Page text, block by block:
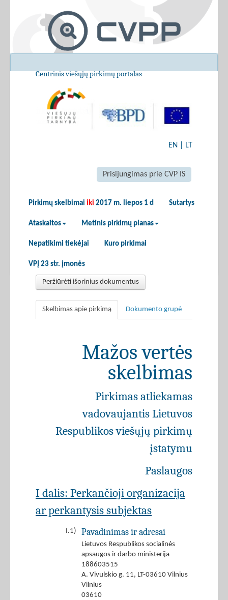
Centrinis viešųjų pirkimų portalas
EN LT
Prisijungimas prie CVP IS
Pirkimų skelbimai iki 2017 m. liepos 1 d Sutartys
Ataskaitos Metinis pirkimų planas
Nepatikimi tiekėjai Kuro pirkimai
VPĮ 23 str. įmonės
Peržiūrėti išorinius dokumentus
Skelbimas apie pirkimą Dokumento grupė
Mažos vertės
skelbimas
Pirkimas atliekamas
vadovaujantis Lietuvos
Respublikos viešųjų pirkimų
įstatymu
Paslaugos
I dalis: Perkančioji organizacija
ar perkantysis subjektas
I.1) Pavadinimas ir adresai
Lietuvos Respublikos socialinės
apsaugos ir darbo ministerija
188603515
A. Vivulskio g. 11, LT-03610 Vilnius
Vilnius
03610